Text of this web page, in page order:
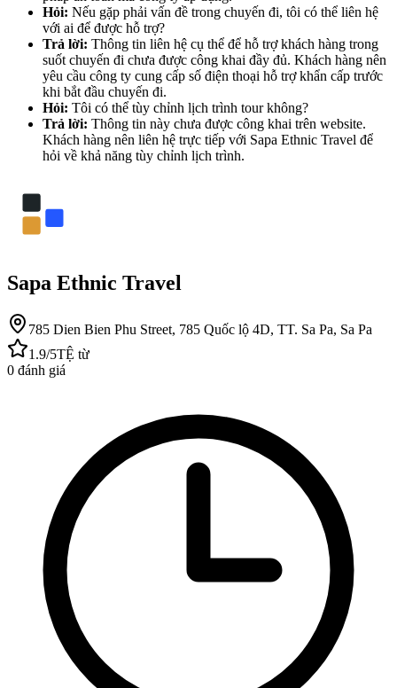
Hỏi: Nếu gặp phải vấn đề trong chuyến đi, tôi có thể liên hệ
với ai để được hỗ trợ?
Trả lời: Thông tin liên hệ cụ thể để hỗ trợ khách hàng trong
suốt chuyến đi chưa được công khai đầy đủ. Khách hàng nên
yêu cầu công ty cung cấp số điện thoại hỗ trợ khẩn cấp trước
khi bắt đầu chuyến đi.
Hỏi: Tôi có thể tùy chỉnh lịch trình tour không?
Trả lời: Thông tin này chưa được công khai trên website.
Khách hàng nên liên hệ trực tiếp với Sapa Ethnic Travel để
hỏi về khả năng tùy chỉnh lịch trình.
Sapa Ethnic Travel
785 Dien Bien Phu Street, 785 Quốc lộ 4D, TT. Sa Pa, Sa Pa
1.9/5TỆ từ
0 đánh giá